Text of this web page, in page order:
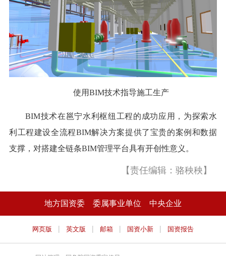
使用BIM技术指导施工生产
BIM技术在邕宁水利枢纽工程的成功应用，为探索水
利工程建设全流程BIM解决方案提供了宝贵的案例和数据
支撑，对搭建全链条BIM管理平台具有开创性意义。
【责任编辑：骆秧秧】
地方国资委 委属事业单位 中央企业
网页版 | 英文版 | 邮箱 | 国资小新 | 国资报告